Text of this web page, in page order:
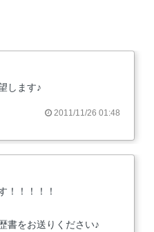
します♪
2011/11/26 01:48
！！！！！
書をお送りください♪